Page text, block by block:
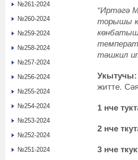
“Иртәгә
торышы
тәшкил
Укытучы:
житте.
1 нче
2 нче
3 нче
№261-2024
№260-2024
№259-2024
№258-2024
№257-2024
№256-2024
№255-2024
№254-2024
№253-2024
№252-2024
№251-2024